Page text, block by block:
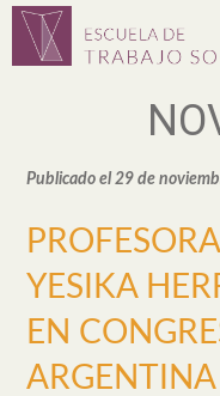
Publicado el 29 de
YESIKA
EN
ARGENTINA